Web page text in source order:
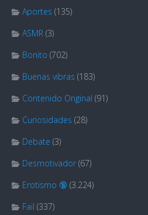
Aportes (135)
ASMR (3)
Bonito (702)
Buenas vibras (183)
Contenido Original (91)
Curiosidades (28)
Debate (3)
Desmotivador (67)
Erotismo 🔞 (3.224)
Fail (337)